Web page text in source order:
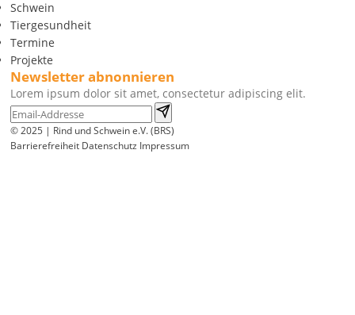
Schwein
Tiergesundheit
Termine
Projekte
Newsletter abnonnieren
Lorem ipsum dolor sit amet, consectetur adipiscing elit.
© 2025 | Rind und Schwein e.V. (BRS)
Barrierefreiheit Datenschutz Impressum